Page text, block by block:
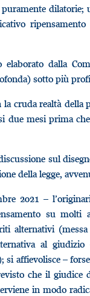
dalla
sotto più
cruda realtà della
due mesi prima
sul
della legge,
2021 –
su molti
alternativi
al
si affievolisce –
che il giudice
in modo